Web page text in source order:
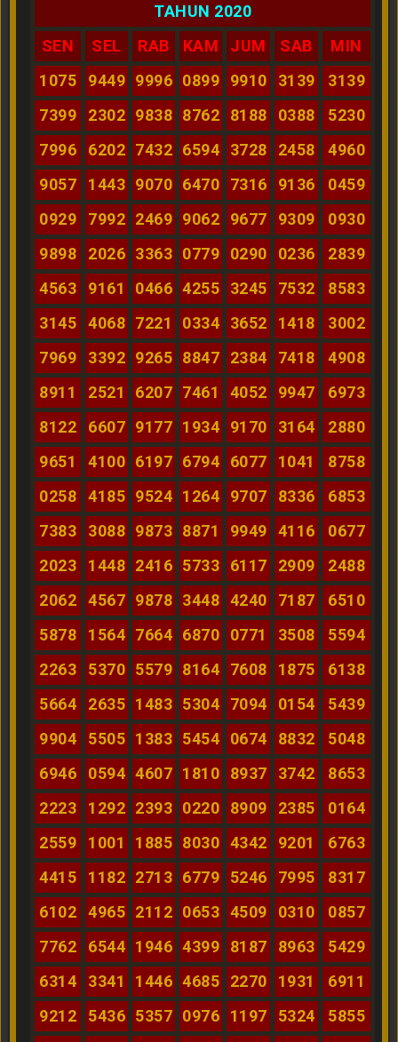
TAHUN 2020
SEN
SEL RAB KAM JUM SAB
MIN
1075
9449 9996 0899 9910 3139
3139
7399
2302 9838 8762 8188 0388
5230
7996
6202 7432 6594 3728 2458
4960
9057
1443 9070 6470 7316 9136
0459
0929
7992 2469 9062 9677 9309
0930
9898
2026 3363 0779 0290 0236
2839
4563
9161 0466 4255 3245 7532
8583
3145
4068 7221 0334 3652 1418
3002
7969
3392 9265 8847 2384 7418
4908
8911
2521 6207 7461 4052 9947
6973
8122
6607 9177 1934 9170 3164
2880
9651
4100 6197 6794 6077 1041
8758
0258
4185 9524 1264 9707 8336
6853
7383
3088 9873 8871 9949 4116
0677
2023
1448 2416 5733 6117 2909
2488
2062
4567 9878 3448 4240 7187
6510
5878
1564 7664 6870 0771 3508
5594
2263
5370 5579 8164 7608 1875
6138
5664
2635 1483 5304 7094 0154
5439
9904
5505 1383 5454 0674 8832
5048
6946
0594 4607 1810 8937 3742
8653
2223
1292 2393 0220 8909 2385
0164
2559
1001 1885 8030 4342 9201
6763
4415
1182 2713 6779 5246 7995
8317
6102
4965 2112 0653 4509 0310
0857
7762
6544 1946 4399 8187 8963
5429
6314
3341 1446 4685 2270 1931
6911
9212
5436 5357 0976 1197 5324
5855